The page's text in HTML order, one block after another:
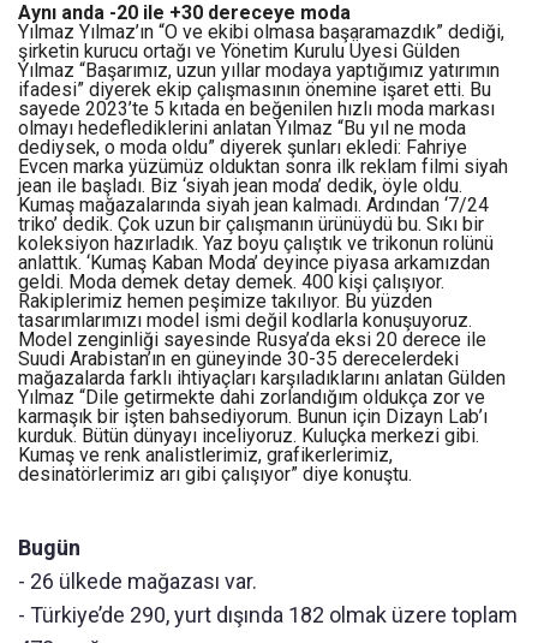
Aynı anda -20 ile +30 dereceye moda
Yılmaz Yılmaz’ın “O ve ekibi olmasa başaramazdık” dediği,
şirketin kurucu ortağı ve Yönetim Kurulu Üyesi Gülden
Yılmaz “Başarımız, uzun yıllar modaya yaptığımız yatırımın
ifadesi” diyerek ekip çalışmasının önemine işaret etti. Bu
sayede 2023’te 5 kıtada en beğenilen hızlı moda markası
olmayı hedeflediklerini anlatan Yılmaz “Bu yıl ne moda
dediysek, o moda oldu” diyerek şunları ekledi: Fahriye
Evcen marka yüzümüz olduktan sonra ilk reklam filmi siyah
jean ile başladı. Biz ‘siyah jean moda’ dedik, öyle oldu.
Kumaş mağazalarında siyah jean kalmadı. Ardından ‘7/24
triko’ dedik. Çok uzun bir çalışmanın ürünüydü bu. Sıkı bir
koleksiyon hazırladık. Yaz boyu çalıştık ve trikonun rolünü
anlattık. ‘Kumaş Kaban Moda’ deyince piyasa arkamızdan
geldi. Moda demek detay demek. 400 kişi çalışıyor.
Rakiplerimiz hemen peşimize takılıyor. Bu yüzden
tasarımlarımızı model ismi değil kodlarla konuşuyoruz.
Model zenginliği sayesinde Rusya’da eksi 20 derece ile
Suudi Arabistan’ın en güneyinde 30-35 derecelerdeki
mağazalarda farklı ihtiyaçları karşıladıklarını anlatan Gülden
Yılmaz “Dile getirmekte dahi zorlandığım oldukça zor ve
karmaşık bir işten bahsediyorum. Bunun için Dizayn Lab’ı
kurduk. Bütün dünyayı inceliyoruz. Kuluçka merkezi gibi.
Kumaş ve renk analistlerimiz, grafikerlerimiz,
desinatörlerimiz arı gibi çalışıyor” diye konuştu.
Bugün
- 26 ülkede mağazası var.
- Türkiye’de 290, yurt dışında 182 olmak üzere toplam